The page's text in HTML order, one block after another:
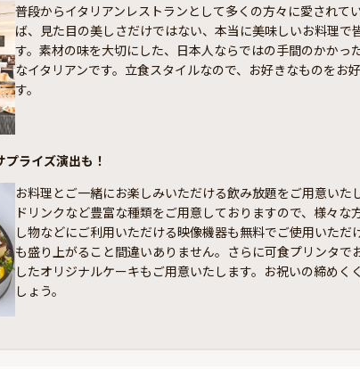
普段からイタリアンレストランとして多くの方々に愛されて
ば、見た目の美しさだけではない、本当に美味しいお料理で
す。素材の味を大切にした、日本人ならではの手間のかかっ
なイタリアンです。立食スタイルなので、お好きなものをお
す。
ライズ演出も！
お料理とご一緒にお楽しみいただける飲み放題をご用意いた
ドリンクなど豊富な種類をご用意しておりますので、様々
し物などにご利用いただける映像機器も無料でご使用いただ
も盛り上がること間違いありません。さらに可食プリンタで
したオリジナルケーキもご用意いたします。お祝いの締めく
しょう。